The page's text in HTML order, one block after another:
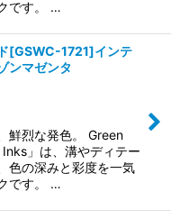
です。 …
[GSWC-1721]インテ
ンマゼンタ
鮮烈な発色。 Green
」は、溝やディテー
色の深みと彩度を一気
です。 …